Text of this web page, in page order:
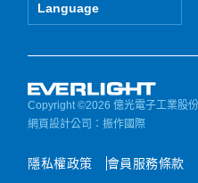
u
e
i
Language
Copyright ©2026 億光電子工業股
網頁設計公司 ：振作國際
隱私權政策 會員服務條款